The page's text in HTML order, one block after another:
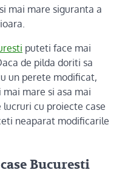
mai mare siguranta a
puteti face mai
de pilda doriti sa
un perete modificat,
mare si asa mai
cu proiecte case
neaparat modificarile
Bucuresti